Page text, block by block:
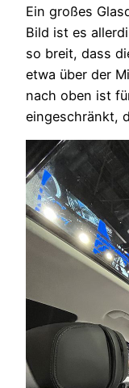
Ein großes
Bild ist es
so breit, dass
etwa über der
nach oben ist
eingeschränkt,